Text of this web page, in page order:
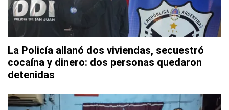
La Policía allanó dos viviendas, secuestró
cocaína y dinero: dos personas quedaron
detenidas